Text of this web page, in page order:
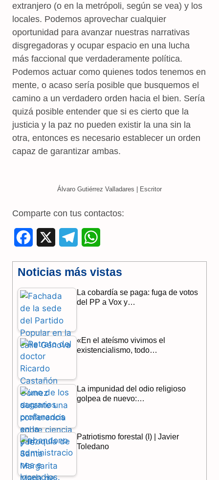
extranjero (o en la metrópoli, según se vea) y los
locales. Podemos aprovechar cualquier
oportunidad para avanzar nuestras narrativas
disgregadoras y ocupar espacio en una lucha
más faccional que verdaderamente política.
Podemos actuar como quienes todos tenemos en
mente, o acaso sería posible que busquemos el
camino a un verdadero orden hacia el bien. Sería
quizá posible entender que si es cierto que la
justicia y la paz no pueden existir la una sin la
otra, entonces es necesario establecer un orden
capaz de garantizar ambas.
Álvaro Gutiérrez Valladares | Escritor
Comparte con tus contactos:
c
e
b
o
o
k
l
e
a
a
t
p
Noticias más vistas
La cobardía se paga: fuga de votos
del PP a Vox y…
«En el ateísmo vivimos el
existencialismo, todo…
La impunidad del odio religioso
golpea de nuevo:…
Patriotismo forestal (I) | Javier
Toledano